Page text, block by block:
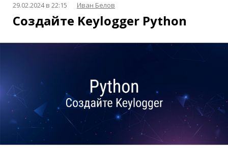
29.02.2024 в 22:15 Иван Белов
Создайте Keylogger Python